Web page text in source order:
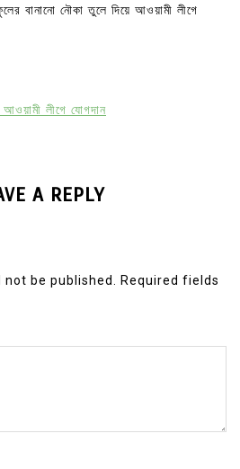
বানানো নৌকা তুলে দিয়ে আওয়ামী লীগে
আওয়ামী লীগে যোগদান
A REPLY
be published. Required fields